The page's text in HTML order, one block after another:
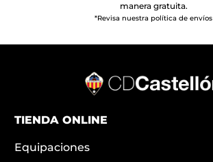
manera gratuita.
*Revisa nuestra política de envíos
TIENDA ONLINE
Equipaciones